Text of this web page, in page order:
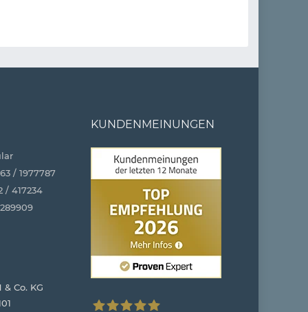
/ 1977787
/ 417234
Co. KG
KUNDENMEINUNGEN